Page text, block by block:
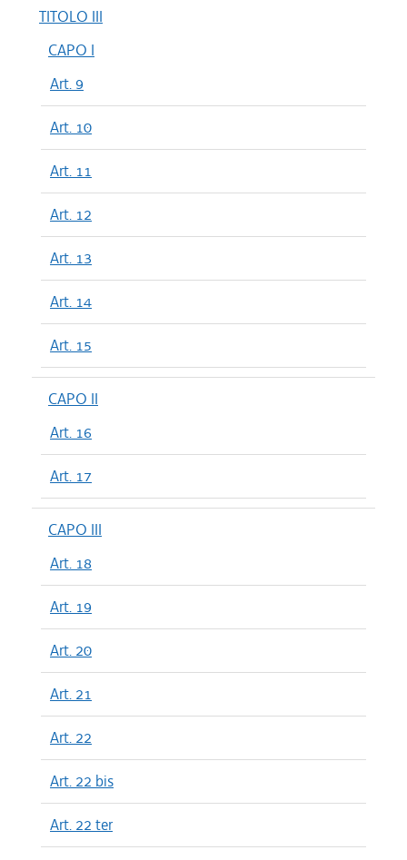
TITOLO III
CAPO I
Art. 9
Art. 10
Art. 11
Art. 12
Art. 13
Art. 14
Art. 15
CAPO II
Art. 16
Art. 17
CAPO III
Art. 18
Art. 19
Art. 20
Art. 21
Art. 22
Art. 22 bis
Art. 22 ter